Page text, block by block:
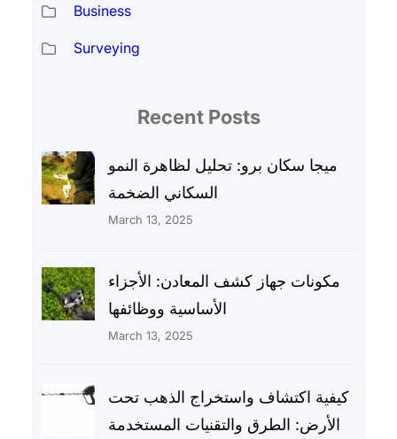
Business
Surveying
Recent Posts
ميجا سكان برو: تحليل لظاهرة النمو
السكاني الضخمة
March 13, 2025
مكونات جهاز كشف المعادن: الأجزاء
الأساسية ووظائفها
March 13, 2025
كيفية اكتشاف واستخراج الذهب تحت
الأرض: الطرق والتقنيات المستخدمة